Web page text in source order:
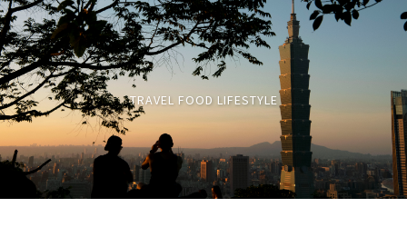
TRAVEL FOOD LIFESTYLE